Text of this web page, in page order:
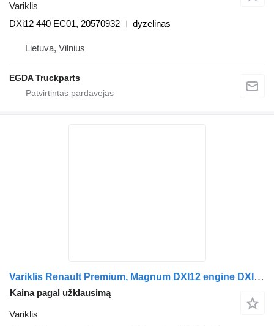
Variklis
DXi12 440 EC01, 20570932
dyzelinas
Lietuva, Vilnius
EGDA Truckparts
Variklis Renault Premium, Magnum DXI12 engine DXI 12, 12 liters, litres engine, E Renault vilkiko Renault
Kaina pagal užklausimą
Variklis